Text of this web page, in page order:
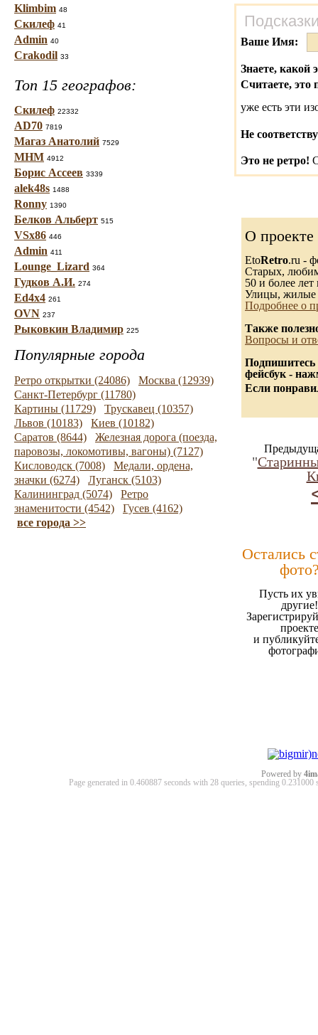
Klimbim 48
Скилеф 41
Admin 40
Crakodil 33
Топ 15 географов:
Скилеф 22332
AD70 7819
Магаз Анатолий 7529
МНМ 4912
Борис Ассеев 3339
alek48s 1488
Ronny 1390
Белков Альберт 515
VSx86 446
Admin 411
Lounge_Lizard 364
Гудков А.И. 274
Ed4x4 261
OVN 237
Рыковкин Владимир 225
Популярные города
Ретро открытки (24086)
Москва (12939)
Санкт-Петербург (11780)
Картины (11729)
Трускавец (10357)
Львов (10183)
Киев (10182)
Саратов (8644)
Железная дорога (поезда,
паровозы, локомотивы, вагоны) (7127)
Кисловодск (7008)
Медали, ордена,
значки (6274)
Луганск (5103)
Калининград (5074)
Ретро
знаменитости (4542)
Гусев (4162)
все города >>
Ваше Имя:
Знаете, какой
Считаете, это
уже есть эти
Не
Это не ретро!
О проекте
EtoRetro.ru -
Старых,
50 и более лет
Улицы, жилые
Подробнее о
Также
Вопросы и
Подпишитесь
фейсбук -
Если
"
Остались
Пусть их
другие!
проекте
и
Powered by
Page generated in 0.460887 seconds with 28 queries, spending